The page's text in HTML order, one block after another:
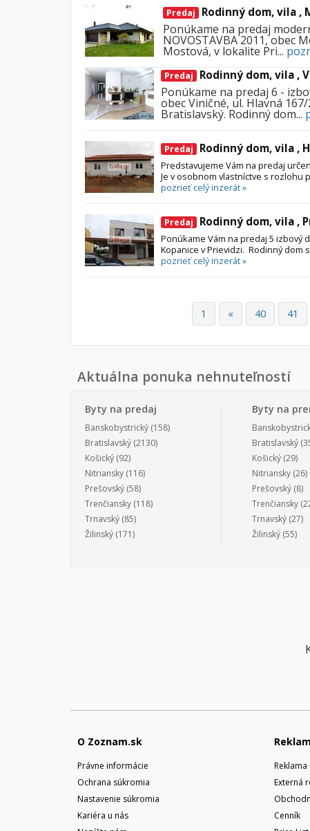
Predaj Rodinný dom, vila ,
Ponúkame na predaj
NOVOSTAVBA 2011,obec
Mostová, v lokalite Pri...
Predaj Rodinný dom, vila ,
Ponúkame na predaj 6 -
obec Viničné, ul. Hlavná
Bratislavský. Rodinný dom...
Predaj Rodinný dom, vila ,
Predstavujeme Vám na predaj
Je v osobnom vlastníctve s rozlohu
pozrieť celý inzerát »
Predaj Rodinný dom, vila ,
Ponúkame Vám na predaj 5 izbový
Kopanice v Prievidzi. Rodinný dom
pozrieť celý inzerát »
1 « 40 41
Aktuálna ponuka nehnuteľností
Byty na predaj
Banskobystrický (158)
Bratislavský (2130)
Košický (92)
Nitriansky (116)
Prešovský (58)
Trenčiansky (118)
Trnavský (85)
Žilinský (171)
Byty na
Bratislavský
Košický(29)
Nitriansky(26)
Prešovský(8)
Trenčiansky
Trnavský(27)
Žilinský(55)
O Zoznam.sk
Právne informácie
Ochrana súkromia
Nastavenie súkromia
Kariéra u nás
Reklama
Externá
Cenník